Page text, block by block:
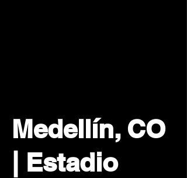
Medellín, CO
| Estadio